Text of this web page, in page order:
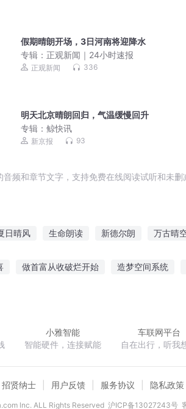
假期晴朗开场，3日河南将迎降水
专辑： 正观新闻｜24小时速报
正观新闻 336
明天北京晴朗回归，气温缓慢回升
专辑：鲸快讯
新京报 93
频和章节文字，支持免费在线阅读试听和未删
日晴风 生命朗读 新德尔朗 万古晴
做首富从收破烂开始 造梦空间系统
小雅智能
智能硬件，连接赋能
车联网平台
自在出行，听我
招贤纳士 用户反馈 服务协议 隐私政策
lnc. ALL Rights Reserved 沪ICP备13027243号